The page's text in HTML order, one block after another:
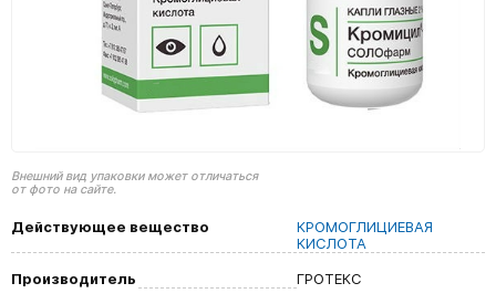
Внешний вид упаковки может отличаться
от фото на сайте.
Действующее вещество
КРОМОГЛИЦИЕВАЯ
КИСЛОТА
Производитель
ГРОТЕКС